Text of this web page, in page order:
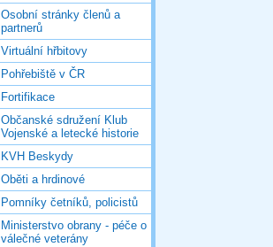
Osobní stránky členů a
partnerů
Virtuální hřbitovy
Pohřebiště v ČR
Fortifikace
Občanské sdružení Klub
Vojenské a letecké historie
KVH Beskydy
Oběti a hrdinové
Pomníky četníků, policistů
Ministerstvo obrany - péče o
válečné veterány